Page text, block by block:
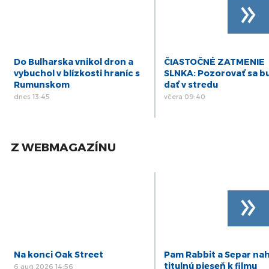
Do Bulharska vnikol dron a
vybuchol v blízkosti hraníc s
Rumunskom
dnes 13:45
ČIASTOČNÉ ZATMENIE
SLNKA: Pozorovať sa
dať v stredu
včera 09:40
»
Z WEBMAGAZÍNU
Na konci Oak Street
6 aug 2026 14:56
Pam Rabbit a Separ
titulnú pieseň k filmu
»